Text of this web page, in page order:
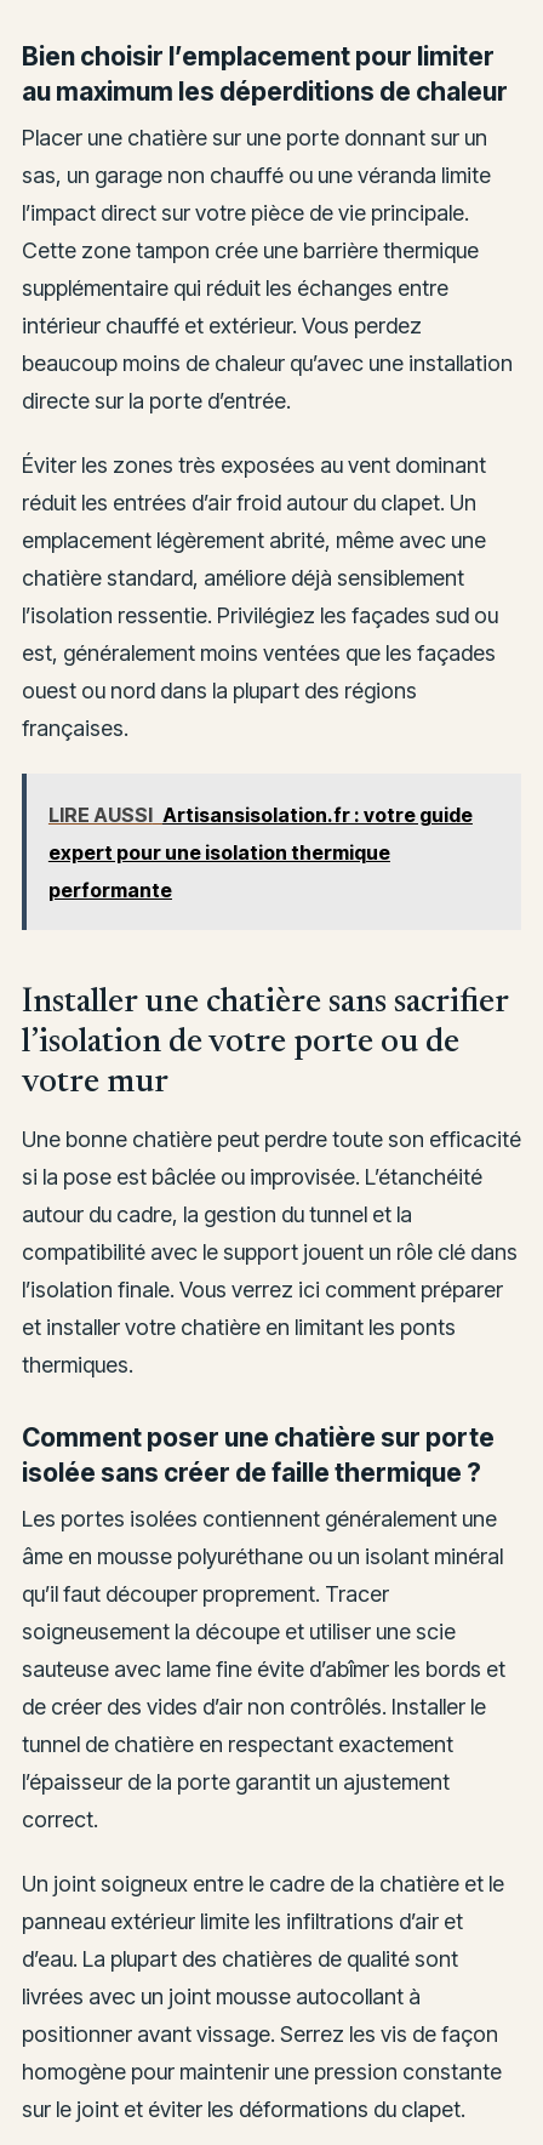
Bien choisir l’emplacement pour limiter
au maximum les déperditions de chaleur
Placer une chatière sur une porte donnant sur un
sas, un garage non chauffé ou une véranda limite
l’impact direct sur votre pièce de vie principale.
Cette zone tampon crée une barrière thermique
supplémentaire qui réduit les échanges entre
intérieur chauffé et extérieur. Vous perdez
beaucoup moins de chaleur qu’avec une installation
directe sur la porte d’entrée.
Éviter les zones très exposées au vent dominant
réduit les entrées d’air froid autour du clapet. Un
emplacement légèrement abrité, même avec une
chatière standard, améliore déjà sensiblement
l’isolation ressentie. Privilégiez les façades sud ou
est, généralement moins ventées que les façades
ouest ou nord dans la plupart des régions
françaises.
LIRE AUSSI Artisansisolation.fr : votre guide
expert pour une isolation thermique
performante
Installer une chatière sans sacrifier
l’isolation de votre porte ou de
votre mur
Une bonne chatière peut perdre toute son efficacité
si la pose est bâclée ou improvisée. L’étanchéité
autour du cadre, la gestion du tunnel et la
compatibilité avec le support jouent un rôle clé dans
l’isolation finale. Vous verrez ici comment préparer
et installer votre chatière en limitant les ponts
thermiques.
Comment poser une chatière sur porte
isolée sans créer de faille thermique ?
Les portes isolées contiennent généralement une
âme en mousse polyuréthane ou un isolant minéral
qu’il faut découper proprement. Tracer
soigneusement la découpe et utiliser une scie
sauteuse avec lame fine évite d’abîmer les bords et
de créer des vides d’air non contrôlés. Installer le
tunnel de chatière en respectant exactement
l’épaisseur de la porte garantit un ajustement
correct.
Un joint soigneux entre le cadre de la chatière et le
panneau extérieur limite les infiltrations d’air et
d’eau. La plupart des chatières de qualité sont
livrées avec un joint mousse autocollant à
positionner avant vissage. Serrez les vis de façon
homogène pour maintenir une pression constante
sur le joint et éviter les déformations du clapet.